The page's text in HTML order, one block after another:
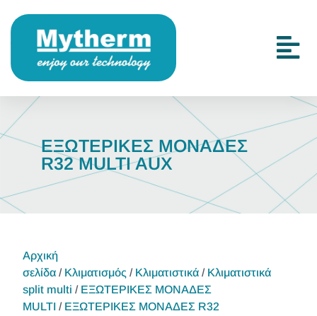
ΕΞΩΤΕΡΙΚΕΣ ΜΟΝΑΔΕΣ
R32 MULTI AUX
Αρχική
σελίδα / Κλιματισμός / Κλιματιστικά / Κλιματιστικά
split multi / ΕΞΩΤΕΡΙΚΕΣ ΜΟΝΑΔΕΣ
MULTI / ΕΞΩΤΕΡΙΚΕΣ ΜΟΝΑΔΕΣ R32